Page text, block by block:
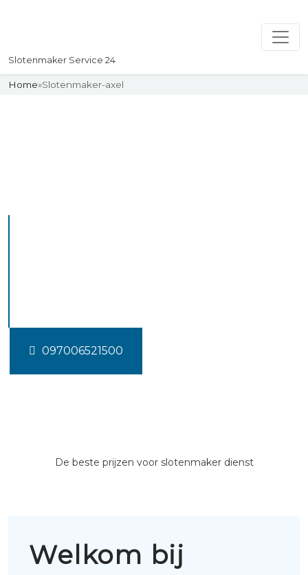
Slotenmaker Service 24
Home»Slotenmaker-axel
097006521500
De beste prijzen voor slotenmaker dienst
Welkom bij